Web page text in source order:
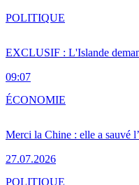
EXCLUSIF : L'Islande
09:07
POLITIQUE
Merci la Chine : elle a sauvé
27.07.2026
ÉCONOMIE
POLITIQUE